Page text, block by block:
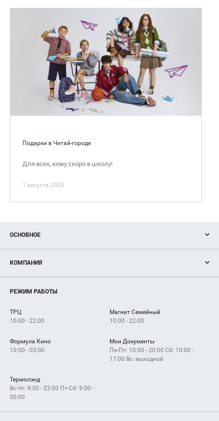
Подарки в Читай-городе
Для всех, кому скоро в школу!
1 августа 2026
ОСНОВНОЕ
Новости
Магазины
Услуги
КОМПАНИЯ
Рекламодателям
Как добраться
РЕЖИМ РАБОТЫ
ТРЦ
10:00 - 22:00
Магнит Семейный
10:00 - 22:00
Формула Кино
10:00 - 03:00
Мои Документы
Пн-Пт: 10:00 - 20:00 Сб: 10:00 -
17:00 Вс: выходной
Термолэнд
Вс-Чт: 9:00 - 23:00 Пт-Сб: 9:00 -
00:00